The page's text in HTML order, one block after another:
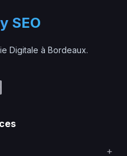
SEO
Digitale à Bordeaux.